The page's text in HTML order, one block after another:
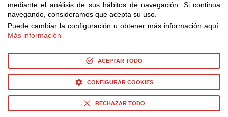
de 25 proveedores
© Copyright 2014-2026 Ociocultura Network SL. - All Rights
Reserved
mediante el análisis de sus hábitos de navegación. Si continua
navegando, consideramos que acepta su uso.
Puede cambiar la configuración u obtener más información aquí.
Más información
ACEPTAR TODO
CONFIGURAR COOKIES
RECHAZAR TODO